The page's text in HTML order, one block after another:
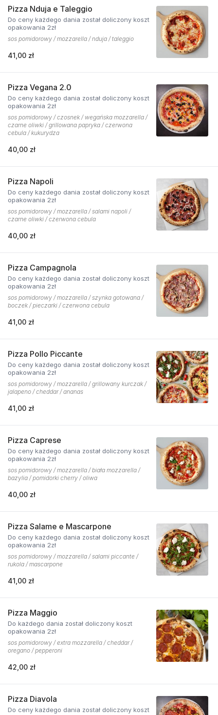
Pizza Nduja e Taleggio
Do ceny każdego dania został doliczony koszt
opakowania 2zł
sos pomidorowy / mozzarella / nduja / taleggio
41,00 zł
Pizza Vegana 2.0
Do ceny każdego dania został doliczony koszt
opakowania 2zł
sos pomidorowy / czosnek / wegańska mozzarella /
czarne oliwki / grillowana papryka / czerwona
cebula / kukurydza
40,00 zł
Pizza Napoli
Do ceny każdego dania został doliczony koszt
opakowania 2zł
sos pomidorowy / mozzarella / salami napoli /
czarne oliwki / czerwona cebula
40,00 zł
Pizza Campagnola
Do ceny każdego dania został doliczony koszt
opakowania 2zł
sos pomidorowy / mozzarella / szynka gotowana /
boczek / pieczarki / czerwona cebula
41,00 zł
Pizza Pollo Piccante
Do ceny każdego dania został doliczony koszt
opakowania 2zł
sos pomidorowy / mozzarella / grillowany kurczak /
jalapeno / cheddar / ananas
41,00 zł
Pizza Caprese
Do ceny każdego dania został doliczony koszt
opakowania 2zł
sos pomidorowy / mozzarella / biała mozzarella /
bazylia / pomidorki cherry / oliwa
40,00 zł
Pizza Salame e Mascarpone
Do ceny każdego dania został doliczony koszt
opakowania 2zł
sos pomidorowy / mozzarella / salami piccante /
rukola / mascarpone
41,00 zł
Pizza Maggio
Do każdego dania został doliczony koszt
opakowania 2zł
sos pomidorowy / extra mozzarella / cheddar /
oregano / pepperoni
42,00 zł
Pizza Diavola
Do ceny każdego dania został doliczony koszt